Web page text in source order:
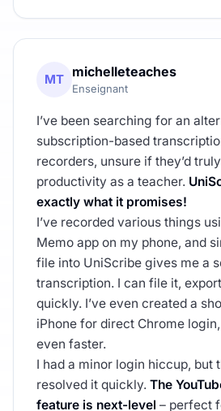
MT michelleteaches
Enseignant
I’ve been searching for an
subscription-based
recorders, unsure if they’d
productivity as a teacher.
exactly what it promises!
I’ve recorded various things
Memo app on my phone, and
file into UniScribe gives me a
transcription. I can file it,
quickly. I’ve even created a
iPhone for direct Chrome
even faster.
I had a minor login hiccup, but
resolved it quickly. The
feature is next-level – perfect